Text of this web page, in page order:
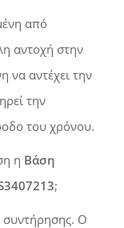
από
αντοχή στην
να αντέχει την
την
του χρόνου.
η Βάση
;
συντήρησης. Ο